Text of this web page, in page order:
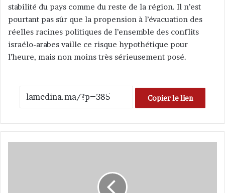
stabilité du pays comme du reste de la région. Il n’est
pourtant pas sûr que la propension à l’évacuation des
réelles racines politiques de l’ensemble des conflits
israélo-arabes vaille ce risque hypothétique pour
l’heure, mais non moins très sérieusement posé.
Copier le lien